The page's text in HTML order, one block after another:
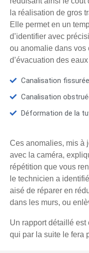
la réalisation de gros
Elle permet en un
d’identifier avec
ou anomalie dans vos
d’évacuation des
Canalisation
Canalisation
Déformation de la
Ces anomalies, mis à
avec la caméra,
répétition que vous
le technicien a
aisé de réparer en
dans les murs, ou
Un rapport détaillé est
qui par la suite le fera